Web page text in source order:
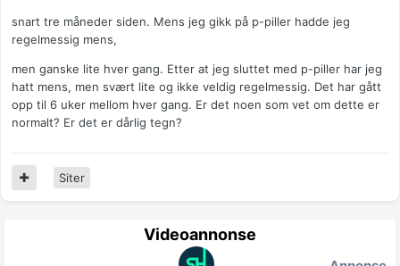
snart tre måneder siden. Mens jeg gikk på p-piller hadde jeg
regelmessig mens,
men ganske lite hver gang. Etter at jeg sluttet med p-piller har jeg
hatt mens, men svært lite og ikke veldig regelmessig. Det har gått
opp til 6 uker mellom hver gang. Er det noen som vet om dette er
normalt? Er det er dårlig tegn?
Siter
Videoannonse